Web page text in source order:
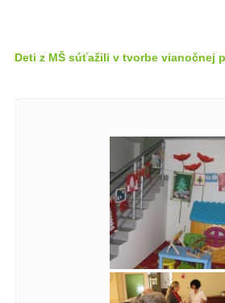
Deti z MŠ súťažili v tvorbe vianočnej